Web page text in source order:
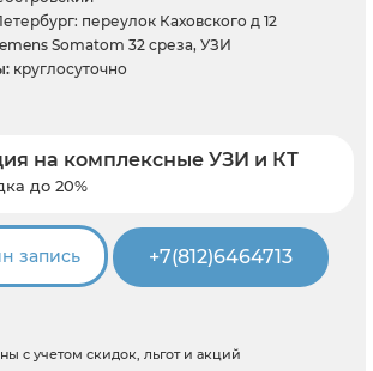
переулок Каховского д 12
Somatom 32 среза, УЗИ
круглосуточно
на комплексные УЗИ и КТ
до 20%
запись +7(812)6464713
с учетом скидок, льгот и акций